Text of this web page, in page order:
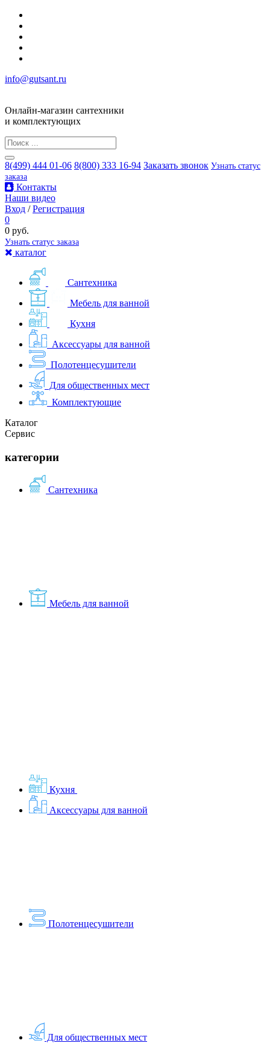
info@gutsant.ru
Онлайн-магазин сантехники
и комплектующих
8(499) 444 01-06 8(800) 333 16-94 Заказать звонок Узнать статус
заказа
Контакты
Наши видео
Вход /Регистрация
0
0 руб.
Узнать статус заказа
каталог
Сантехника
Мебель для ванной
Кухня
Аксессуары для ванной
Полотенцесушители
Для общественных мест
Комплектующие
Каталог
Сервис
категории
Сантехника
Мебель для ванной
Кухня
Аксессуары для ванной
Полотенцесушители
Для общественных мест